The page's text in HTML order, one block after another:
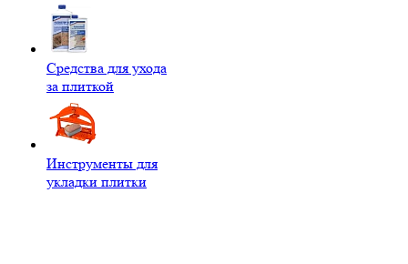
Средства для ухода
за плиткой
Инструменты для
укладки плитки